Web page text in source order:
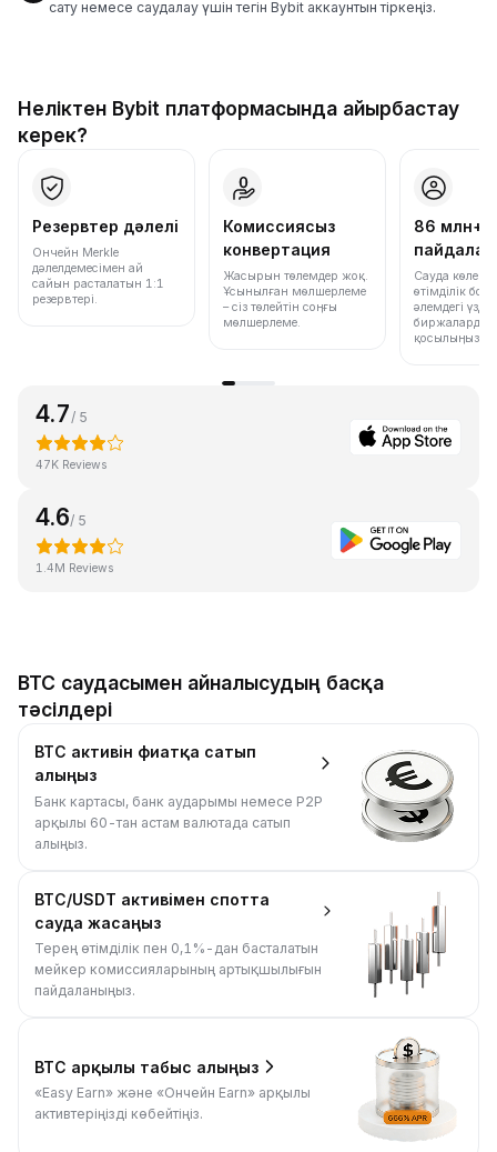
сату немесе саудалау үшін тегін Bybit аккаунтын тіркеңіз.
Неліктен Bybit платформасында айырбастау
керек?
Резервтер дәлелі
Ончейн Merkle
дәлелдемесімен ай
сайын расталатын 1:1
резервтері.
Комиссиясыз
конвертация
Жасырын төлемдер жоқ.
Ұсынылған мөлшерлеме
– сіз төлейтін соңғы
мөлшерлеме.
86 млн+
Сауда көлемі
өтімділік
әлемдегі үздік
биржалардың
қосылыңыз.
4.7/ 5
47K Reviews
4.6/ 5
1.4M Reviews
BTC саудасымен айналысудың басқа
тәсілдері
BTC активін фиатқа сатып
алыңыз
Банк картасы, банк аударымы немесе P2P
арқылы 60-тан астам валютада сатып
алыңыз.
BTC/USDT активімен спотта
сауда жасаңыз
Терең өтімділік пен 0,1%-дан басталатын
мейкер комиссияларының артықшылығын
пайдаланыңыз.
BTC арқылы табыс алыңыз
«Easy Earn» және «Ончейн Earn» арқылы
активтеріңізді көбейтіңіз.